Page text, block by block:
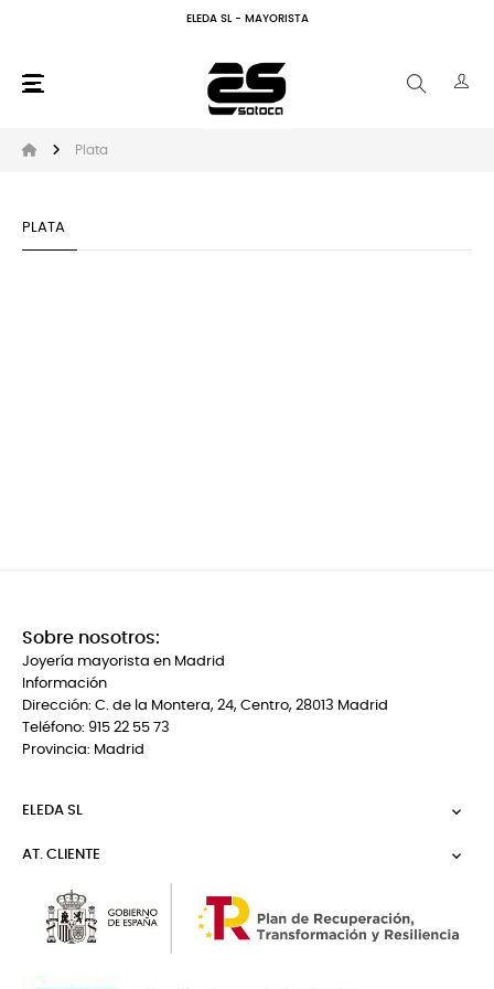
ELEDA SL - MAYORISTA
☰
Plata
PLATA
Sobre nosotros:
Joyería mayorista en Madrid
Información
Dirección: C. de la Montera, 24, Centro, 28013 Madrid
Teléfono: 915 22 55 73
Provincia: Madrid
ELEDA SL 
AT. CLIENTE 